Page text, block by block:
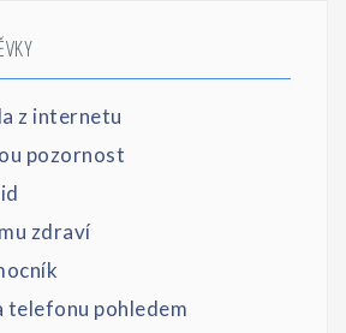
z internetu
pozornost
zdraví
telefonu pohledem